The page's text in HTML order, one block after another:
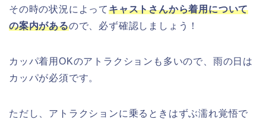
その時の状況によってキャストさんから着用について
の案内があるので、必ず確認しましょう！
カッパ着用OKのアトラクションも多いので、雨の日は
カッパが必須です。
ただし、アトラクションに乗るときはずぶ濡れ覚悟で